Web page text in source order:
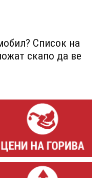
Список на
скапо да ве